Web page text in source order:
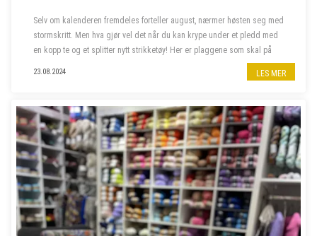
Selv om kalenderen fremdeles forteller august, nærmer høsten seg med
stormskritt. Men hva gjør vel det når du kan krype under et pledd med
en kopp te og et splitter nytt strikketøy! Her er plaggene som skal på
23.08.2024 LES MER